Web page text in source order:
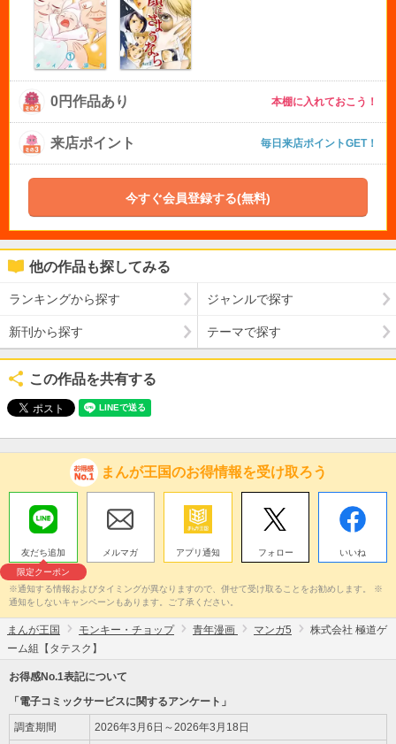
0円作品あり 本棚に入れておこう！
来店ポイント 毎日来店ポイントGET！
今すぐ会員登録する(無料)
他の作品も探してみる
ランキングから探す ジャンルで探す
新刊から探す テーマで探す
この作品を共有する
まんが王国のお得情報を受け取ろう
友だち追加
限定クーポン
メルマガ アプリ通知 フォロー いいね
※通知する情報およびタイミングが異なりますので、併せて受け取ることをお勧めします。 ※
通知をしないキャンペーンもあります。ご了承ください。
まんが王国 モンキー・チョップ 青年漫画 マンガ5
株式会社 極道ゲ
ーム組【タテスク】
お得感No.1表記について
「電子コミックサービスに関するアンケート」
調査期間 2026年3月6日～2026年3月18日